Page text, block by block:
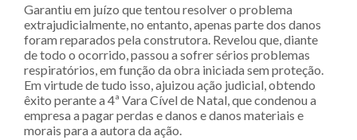
Garantiu em juízo que tentou resolver o problema
extrajudicialmente, no entanto, apenas parte dos danos
foram reparados pela construtora. Revelou que, diante
de todo o ocorrido, passou a sofrer sérios problemas
respiratórios, em função da obra iniciada sem proteção.
Em virtude de tudo isso, ajuizou ação judicial, obtendo
êxito perante a 4ª Vara Cível de Natal, que condenou a
empresa a pagar perdas e danos e danos materiais e
morais para a autora da ação.